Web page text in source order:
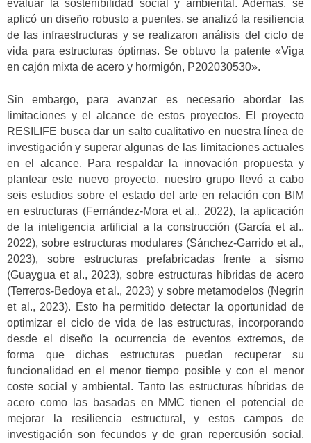
evaluar la sostenibilidad social y ambiental. Además, se
aplicó un diseño robusto a puentes, se analizó la resiliencia
de las infraestructuras y se realizaron análisis del ciclo de
vida para estructuras óptimas. Se obtuvo la patente «Viga
en cajón mixta de acero y hormigón, P202030530».
Sin embargo, para avanzar es necesario abordar las
limitaciones y el alcance de estos proyectos. El proyecto
RESILIFE busca dar un salto cualitativo en nuestra línea de
investigación y superar algunas de las limitaciones actuales
en el alcance. Para respaldar la innovación propuesta y
plantear este nuevo proyecto, nuestro grupo llevó a cabo
seis estudios sobre el estado del arte en relación con BIM
en estructuras (Fernández-Mora et al., 2022), la aplicación
de la inteligencia artificial a la construcción (García et al.,
2022), sobre estructuras modulares (Sánchez-Garrido et al.,
2023), sobre estructuras prefabricadas frente a sismo
(Guaygua et al., 2023), sobre estructuras híbridas de acero
(Terreros-Bedoya et al., 2023) y sobre metamodelos (Negrín
et al., 2023). Esto ha permitido detectar la oportunidad de
optimizar el ciclo de vida de las estructuras, incorporando
desde el diseño la ocurrencia de eventos extremos, de
forma que dichas estructuras puedan recuperar su
funcionalidad en el menor tiempo posible y con el menor
coste social y ambiental. Tanto las estructuras híbridas de
acero como las basadas en MMC tienen el potencial de
mejorar la resiliencia estructural, y estos campos de
investigación son fecundos y de gran repercusión social.